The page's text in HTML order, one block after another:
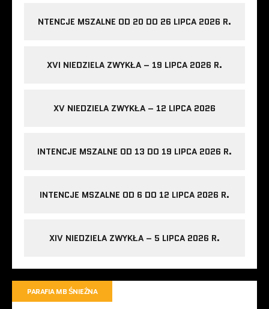
NTENCJE MSZALNE OD 20 DO 26 LIPCA 2026 R.
XVI NIEDZIELA ZWYKŁA – 19 LIPCA 2026 R.
XV NIEDZIELA ZWYKŁA – 12 LIPCA 2026
INTENCJE MSZALNE OD 13 DO 19 LIPCA 2026 R.
INTENCJE MSZALNE OD 6 DO 12 LIPCA 2026 R.
XIV NIEDZIELA ZWYKŁA – 5 LIPCA 2026 R.
PARAFIA MB ŚNIEŻNA